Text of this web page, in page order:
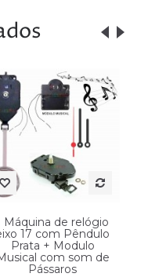
Máquina de relógio
17 com Pêndulo
Prata + Modulo
com som de
Pássaros